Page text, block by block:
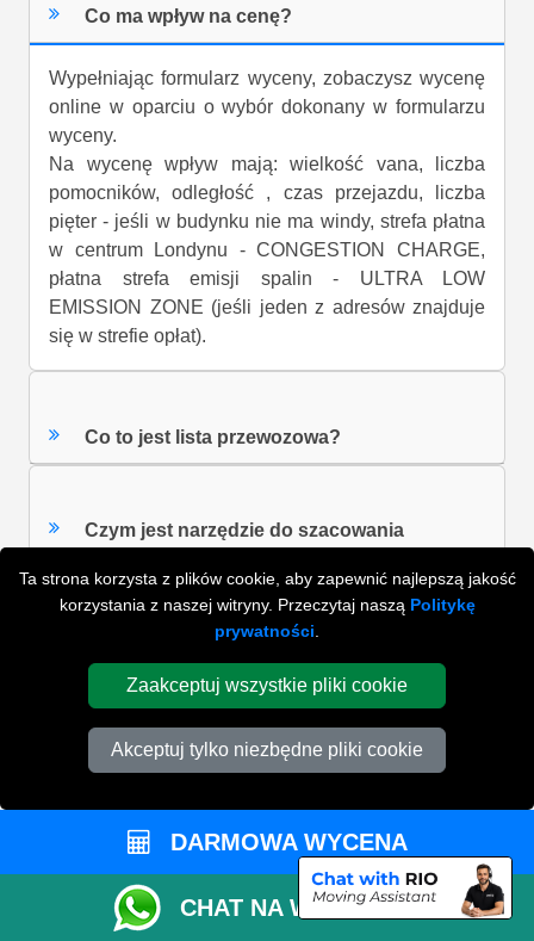
Ta strona korzysta z plików cookie, aby zapewnić najlepszą jakość
korzystania z naszej witryny. Przeczytaj naszą Politykę
prywatności
Zaakceptuj wszystkie pliki cookie
Akceptuj tylko niezbędne pliki cookie
Co ma wpływ na cenę?
Wypełniając formularz wyceny, zobaczysz wycenę
online w oparciu o wybór dokonany w formularzu
wyceny.
Na wycenę wpływ mają: wielkość vana, liczba
pomocników, odległość , czas przejazdu, liczba
pięter - jeśli w budynku nie ma windy, strefa płatna
w centrum Londynu - CONGESTION CHARGE,
płatna strefa emisji spalin - ULTRA LOW
EMISSION ZONE (jeśli jeden z adresów znajduje
się w strefie opłat).
Co to jest lista przewozowa?
Czym jest narzędzie do szacowania
poszczególnych pomieszczeń?
Z jakim wyprzedzeniem czasowym muszę
ZOBACZ WSZYSTKIE FAQ'S
DARMOWA WYCENA
CHAT NA WHATSAPP